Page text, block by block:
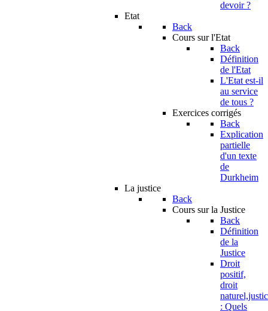
devoir ?
Etat
Back
Cours sur l'Etat
Back
Définition
de l'Etat
L'Etat est-il
au service
de tous ?
Exercices corrigés
Back
Explication
partielle
d'un texte
de
Durkheim
La justice
Back
Cours sur la Justice
Back
Définition
de la
Justice
Droit
positif,
droit
: Quels